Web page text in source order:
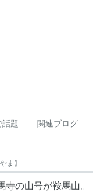
題 関連ブログ
ま 】
の山号が鞍馬山。